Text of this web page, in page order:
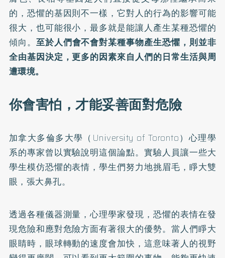
的，恐懼的基因則不一樣，它對人的行為的影響可能
很大，也可能很小，最多就是能讓人產生某種恐懼的
傾向。 至於人們會不會對某種事物產生恐懼，則並非
全由基因決定，更多的因素來自人們的日常生活與周
遭環境。
你會害怕，才能妥善面對危險
加拿大多倫多大學（University of Toronto）心理學
系的專家曾以實驗說明這個論點。實驗人員讓一些大
學生模仿恐懼的表情，學生們努力地挑眉毛，睜大雙
眼，張大鼻孔。
透過各種儀器測量，心理學家發現，恐懼的表情在發
現危險和應對危險方面有著很大的優勢。當人們睜大
眼睛時，眼球轉動的速度會加快，這意味著人的視野